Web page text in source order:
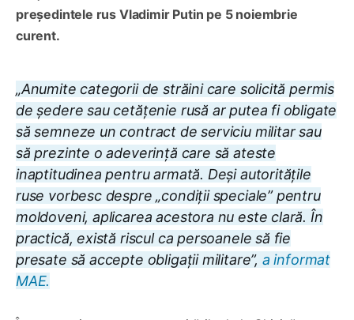
președintele rus Vladimir Putin pe 5 noiembrie
curent.
„Anumite categorii de străini care solicită permis
de ședere sau cetățenie rusă ar putea fi obligate
să semneze un contract de serviciu militar sau
să prezinte o adeverință care să ateste
inaptitudinea pentru armată. Deși autoritățile
ruse vorbesc despre „condiții speciale” pentru
moldoveni, aplicarea acestora nu este clară. În
practică, există riscul ca persoanele să fie
presate să accepte obligații militare”, a informat
MAE.